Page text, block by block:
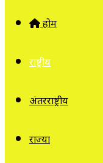
होम
राष्ट्रीय
अंतरराष्ट्रीय
राज्यों